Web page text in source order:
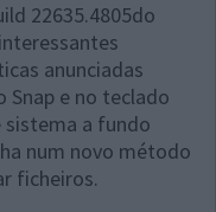
22635.4805do
anunciadas
e no teclado
sistema a fundo
num novo método
ficheiros.